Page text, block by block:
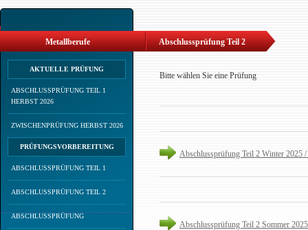
Metallberufe
AKTUELLE PRÜFUNG
ABSCHLUSSPRÜFUNG TEIL 1
HERBST 2026
ZWISCHENPRÜFUNG HERBST 2026
PRÜFUNGSVORBEREITUNG
ABSCHLUSSPRÜFUNG TEIL 1
ABSCHLUSSPRÜFUNG TEIL 2
ABSCHLUSSPRÜFUNG
Abschlussprüfung Teil 2
Bitte wählen Sie eine Prüfung
Abschlussprüfung Teil 2 Winter 2025
Abschlussprüfung Teil 2 Sommer 2025